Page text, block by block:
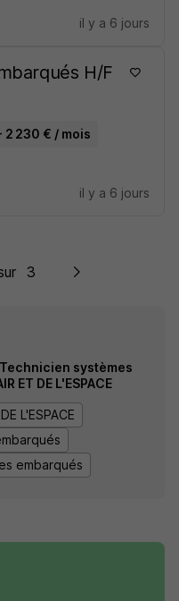
il y a 6 jours
H/F
2 230 € / mois
il y a 6 jours
3
Technicien systèmes
ET DE L'ESPACE
L'ESPACE
embarqués